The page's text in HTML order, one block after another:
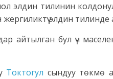
элдин тилинин
элдин
айтылган бул үч
Токтогул сындуу төкмө